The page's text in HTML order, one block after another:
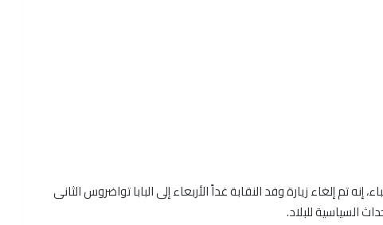
تم إلغاء زيارة وفد النقابة غداً الأربعاء إلى البابا تواضروس الثانى
السياسية للبلاد.